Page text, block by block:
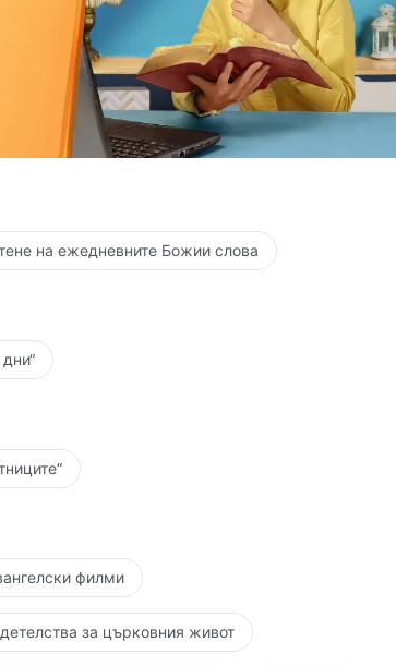
на ежедневните Божии слова
филми
за църковния живот